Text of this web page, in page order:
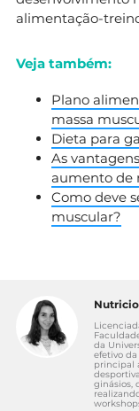
alimentação-
Veja também:
Plano
massa
Dieta para
As
aumento de
Como deve
muscular?
da
efetivo
principal
ginásios,